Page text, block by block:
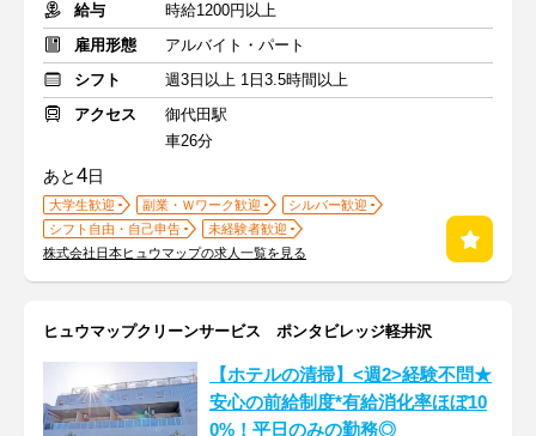
給与
時給1200円以上
雇用形態
アルバイト・パート
シフト
週3日以上 1日3.5時間以上
アクセス
御代田駅
車26分
あと4日
大学生歓迎 副業・Ｗワーク歓迎
シルバー歓迎
シフト自由・自己申告
未経験者歓迎
株式会社日本ヒュウマップの求人一覧を見る
ヒュウマップクリーンサービス ポンタビレッジ軽井沢
【ホテルの清掃】<週2>経験不問★
安心の前給制度*有給消化率ほぼ10
0%！平日のみの勤務◎